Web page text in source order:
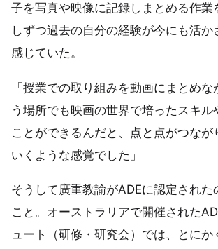
子を写真や映像に記録しまとめる作業
しずつ過去の自分の経験が今にも活か
感じていた。
「授業での取り組みを動画にまとめ
う場所でも映画の世界で培ったスキル
ことができるんだと、点と点がつなが
いくような感覚でした」
そうして廣重教諭がADEに認定され
こと。オーストラリアで開催された
ュート（研修・研究会）では、とにか